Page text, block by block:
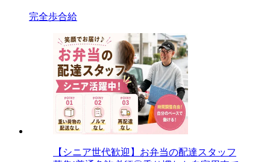
完全歩合給
【シニア世代歓迎】お弁当の配達スタッフ